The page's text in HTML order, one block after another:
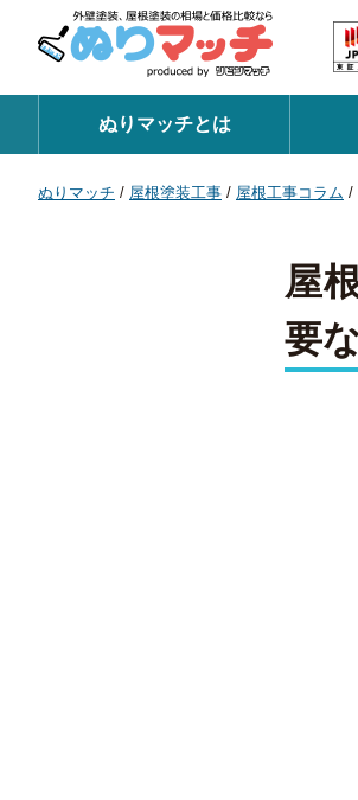
ぬりマッチとは
ぬりマッチ / 屋根塗装工事 / 屋根工事コラム /
屋
要